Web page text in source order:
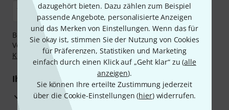
dazugehört bieten. Dazu zählen zum Beispiel
passende Angebote, personalisierte Anzeigen
und das Merken von Einstellungen. Wenn das für
Sie okay ist, stimmen Sie der Nutzung von Cookies
für Präferenzen, Statistiken und Marketing
einfach durch einen Klick auf „Geht klar“ zu (alle
anzeigen).
Sie können Ihre erteilte Zustimmung jederzeit
über die Cookie-Einstellungen (hier) widerrufen.
Bezahlen Sie vertraulich und sicher per Nachnahme,
Vorkasse, PayPal, Amazon Pay,Klarna Sofort bezahlen,
Klarna Ratenzahlungoder Kreditkarte.
Ihre Vorteile
3 Jahre Thomann Garantie